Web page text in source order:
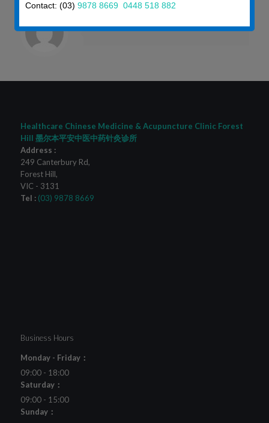
liyueping
Healthcare Chinese Medicine & Acupuncture Clinic Forest
Hill 墨尔本平安中医中药针灸诊所
Address :
249 Canterbury Rd,
Forest Hill,
VIC - 3131
Tel : (03) 9878 8669
Business Hours
Monday - Friday：
09:00 - 18:00
Saturday：
09:00 - 15:00
Sunday：
Contact: (03) 9878 8669 0448 518 882